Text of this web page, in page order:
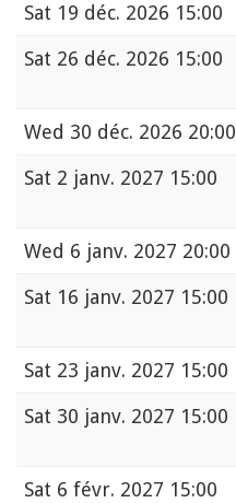
Sat 19 déc. 2026 15:00
Sat 26 déc. 2026 15:00
Wed 30 déc. 2026 20:00
Sat 2 janv. 2027 15:00
Wed 6 janv. 2027 20:00
Sat 16 janv. 2027 15:00
Sat 23 janv. 2027 15:00
Sat 30 janv. 2027 15:00
Sat 6 févr. 2027 15:00